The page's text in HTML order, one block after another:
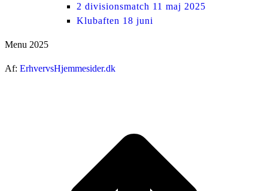
2 divisionsmatch 11 maj 2025
Klubaften 18 juni
Menu 2025
Af: ErhvervsHjemmesider.dk